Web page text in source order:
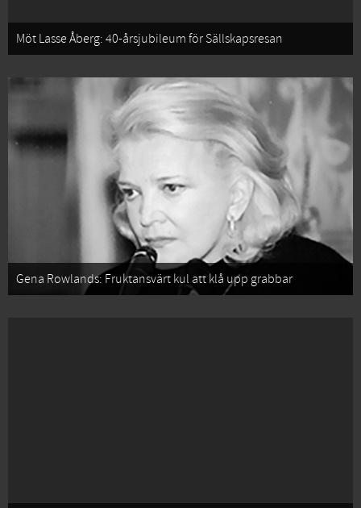
Möt Lasse Åberg: 40-årsjubileum för Sällskapsresan
Gena Rowlands: Fruktansvärt kul att klå upp grabbar